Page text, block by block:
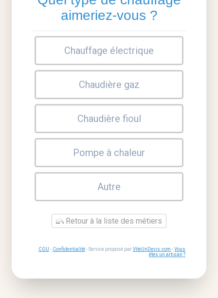
aimeriez-vous ?
Chauffage électrique
Chaudière gaz
Chaudière fioul
Pompe à chaleur
Autre
Retour à la liste des métiers
CGU - Confidentialité- Service proposé parViteUnDevis.com -Vous
êtes un artisan ?